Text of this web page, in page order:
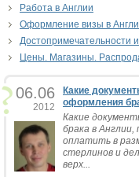
Работа в Англии
Оформление визы в
Достопримечательности и
Цены. Магазины.
06.06
2012
Какие
оформления
Какие
брака в Англии,
оплатить в
стерлинов и
верх...